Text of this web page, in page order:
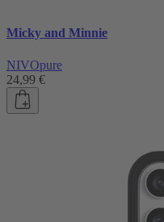
Micky and Minnie
NIVOpure
24,99 €